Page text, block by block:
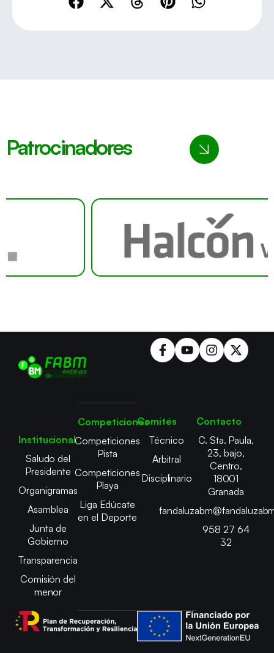
Patrocinadores
Institucional
Saludo del
Presidente
Organigramas
Asamblea
Junta de
Gobierno
Transparencia
Comisión del
menor
Competiciones
Competiciones
Pista
Competiciones
Playa
Liga Edúcate
en el Deporte
Comités
Técnico
Arbitral
Disciplinario
Contacto
C. Sta. Paula,
23, bajo,
Centro,
18001
Granada
958 27 64
32